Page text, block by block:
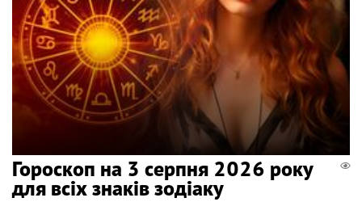
Гороскоп на 3 серпня 2026 року
для всіх знаків зодіаку